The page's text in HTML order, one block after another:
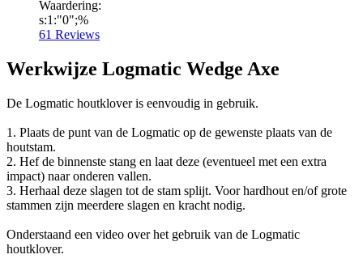
Waardering:
s:1:"0";%
61 Reviews
Werkwijze Logmatic Wedge Axe
De Logmatic houtklover is eenvoudig in gebruik.
1. Plaats de punt van de Logmatic op de gewenste plaats van de
houtstam.
2. Hef de binnenste stang en laat deze (eventueel met een extra
impact) naar onderen vallen.
3. Herhaal deze slagen tot de stam splijt. Voor hardhout en/of grote
stammen zijn meerdere slagen en kracht nodig.
Onderstaand een video over het gebruik van de Logmatic
houtklover.